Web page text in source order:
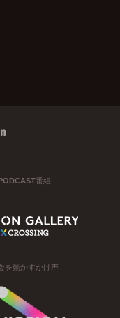
番組
を動かすかけ声